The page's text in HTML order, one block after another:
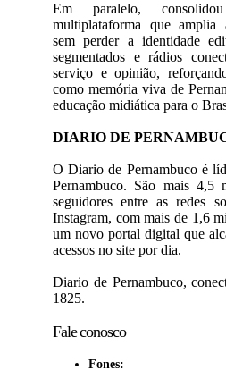
Em paralelo,
multiplataforma que amplia
sem perder a identidade
segmentados e rádios
serviço e opinião,
como memória viva de
educação midiática para o
DIARIO DE
O Diario de Pernambuco é
Pernambuco. São mais 4,5
seguidores entre as redes
Instagram, com mais de 1,6
um novo portal digital que
acessos no site por dia.
Diario de Pernambuco,
1825.
Fale conosco
Fones: